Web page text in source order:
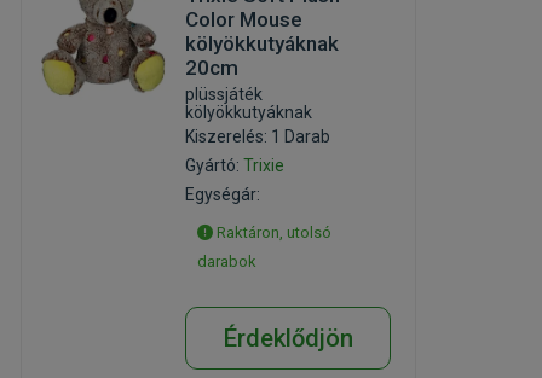
Color Mouse
kölyökkutyáknak
20cm
plüssjáték
kölyökkutyáknak
Kiszerelés: 1 Darab
Gyártó:Trixie
Egységár:
Raktáron, utolsó
darabok
Érdeklődjön